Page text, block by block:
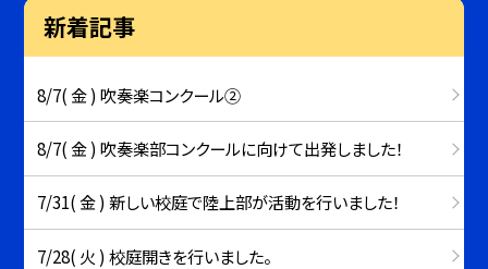
新着記事
8/7( 金 ) 吹奏楽コンクール②
8/7( 金 ) 吹奏楽部コンクールに向けて出発しました！
7/31( 金 ) 新しい校庭で陸上部が活動を行いました！
7/28( 火 ) 校庭開きを行いました。